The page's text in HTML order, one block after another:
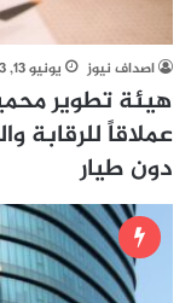
اصداف نيوز يونيو 13, 2023
هيئة تطوير
دون طيار